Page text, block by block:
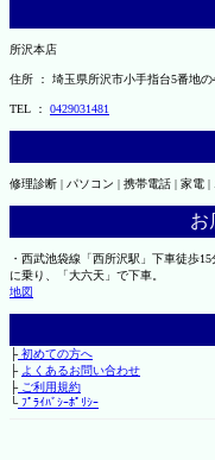
所沢本店
住所 ： 埼玉県所沢市小手指台5番地の
TEL ： 0429031481
修理診断 | パソコン | 携帯電話 | 家電
お
・西武池袋線「西所沢駅」下車徒歩
に乗り、「大六天」で下車。
地図
├初めての方へ
├ よくあるお問い合わせ
├ご利用規約
└ﾌﾟﾗｲﾊﾞｼｰﾎﾟﾘｼｰ